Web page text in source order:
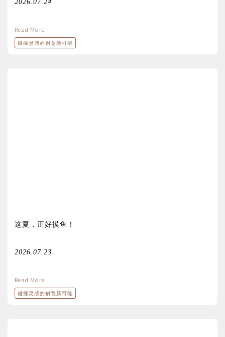
2026.07.24
Read More
碰撞灵感的创意新可能
这夏，正好摸鱼！
2026.07.23
Read More
碰撞灵感的创意新可能